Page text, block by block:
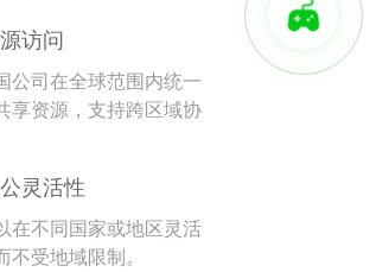
访问
公司在全球范围内统一
享资源，支持跨区域协
灵活性
在不同国家或地区灵活
不受地域限制。